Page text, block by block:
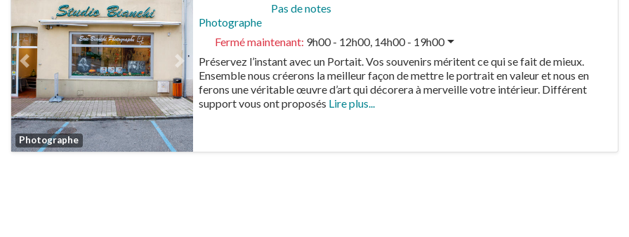
Favorite
Photographe
Previous Next
Pas de notes
Photographe
Fermé maintenant: 9h00 - 12h00, 14h00 - 19h00
Préservez l’instant avec un Portait. Vos souvenirs méritent ce qui se fait de mieux.
Ensemble nous créerons la meilleur façon de mettre le portrait en valeur et nous en
ferons une véritable œuvre d’art qui décorera à merveille votre intérieur. Différent
support vous ont proposés Lire plus...